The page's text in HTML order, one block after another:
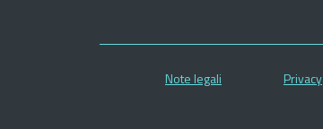
Note legali Privacy